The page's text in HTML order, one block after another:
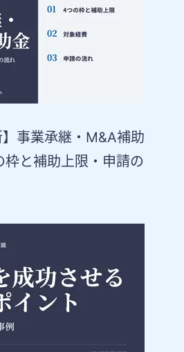
】事業承継・M&A補助
と補助上限・申請の